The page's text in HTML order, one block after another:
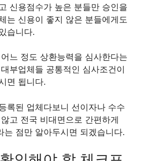
신용점수가 높은 분들만 승인을
는 신용이 좋지 않은 분들에게도
습니다.
느 정도 상환능력을 심사한다는
부업체들 공통적인 심사조건이
면 됩니다.
록된 업체다보니 선이자나 수수
고 전국 비대면으로 간편하게
는 점만 알아두시면 되겠습니다.